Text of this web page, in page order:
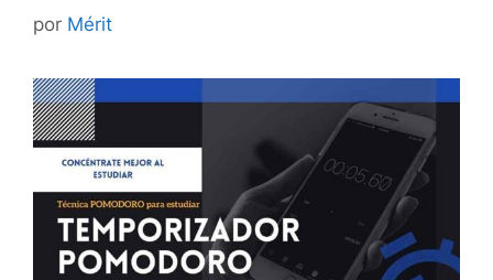
por Mérit